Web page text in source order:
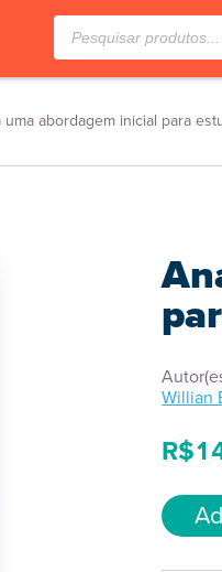
Pesquisar
produtos
uma abordagem inicial para
Willian
R$